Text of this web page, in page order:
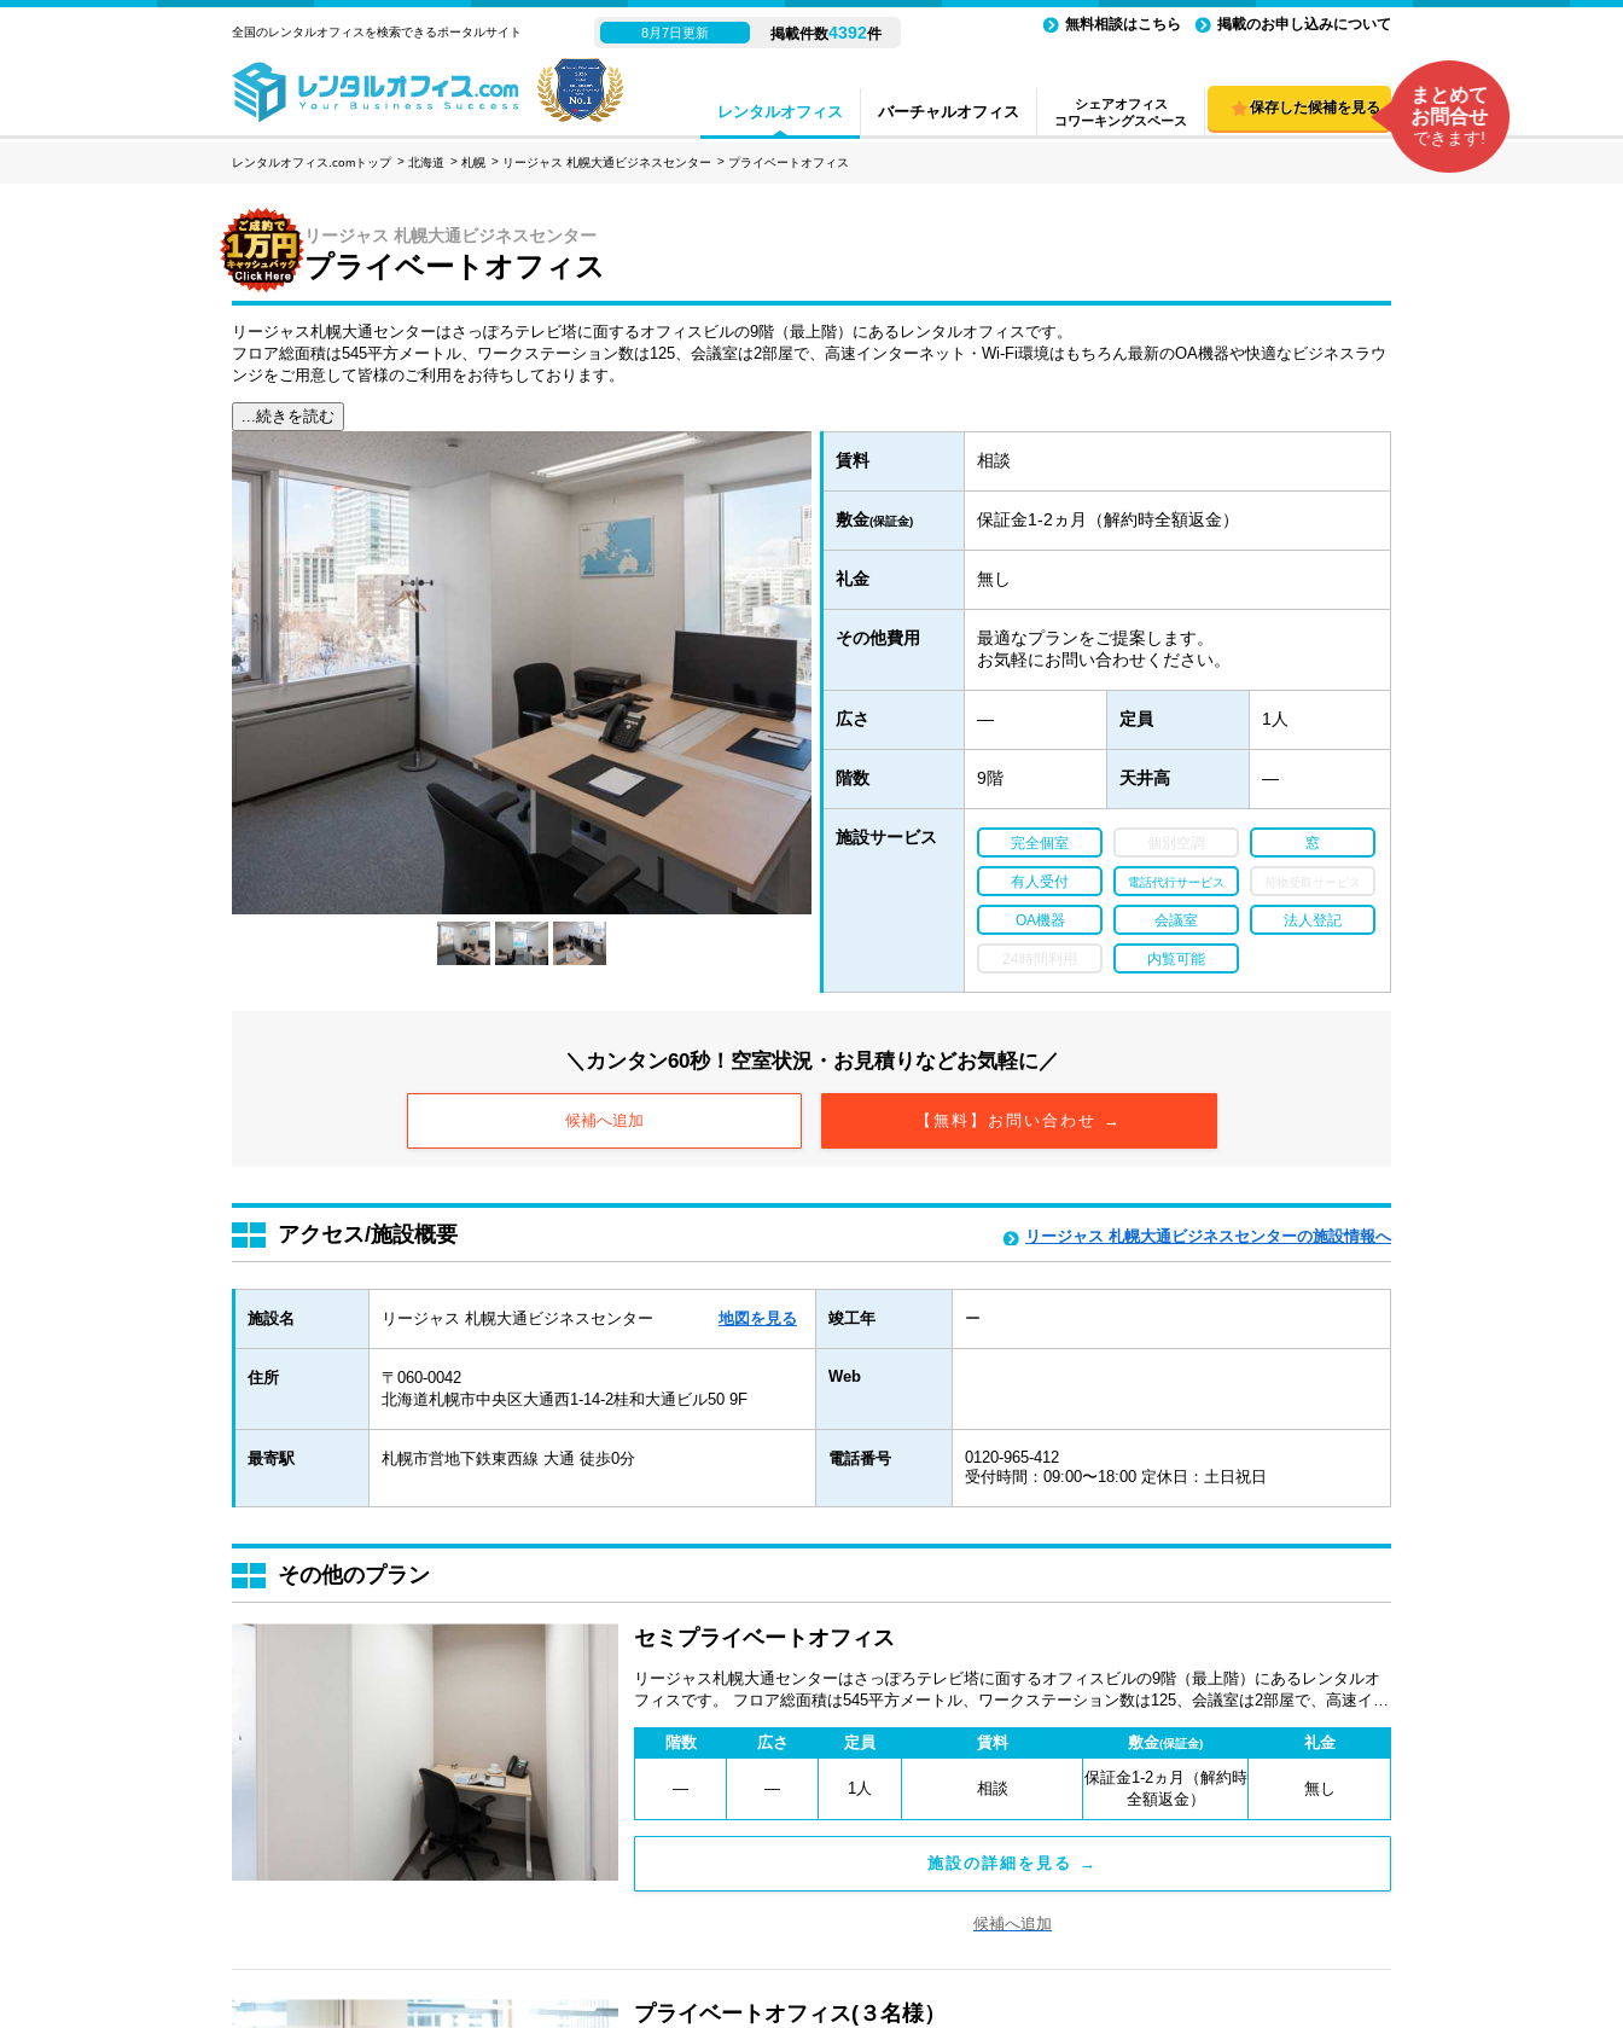
レンタルオフィス バーチャルオフィス
シェアオフィス
コワーキングスペース
全国のレンタルオフィスを検索できるポータルサイト 8月7日更新 掲載件数4392件
無料相談はこちら 掲載のお申し込みについて
保存した候補を見る
まとめて
お問合せ
できます!
レンタルオフィス.comトップ 北海道 札幌 リージャス 札幌大通ビジネスセンター プライベートオフィス
リージャス 札幌大通ビジネスセンター
プライベートオフィス
リージャス札幌大通センターはさっぽろテレビ塔に面するオフィスビルの9階（最上階）にあるレンタルオフィスです。
フロア総面積は545平方メートル、ワークステーション数は125、会議室は2部屋で、高速インターネット・Wi-Fi環境はもちろん最新のOA機器や快適なビジネスラウ
ンジをご用意して皆様のご利用をお待ちしております。
...続きを読む
賃料 相談
敷金(保証金) 保証金1-2ヵ月（解約時全額返金）
礼金 無し
その他費用
最適なプランをご提案します。
お気軽にお問い合わせください。
広さ ― 定員 1人
階数 9階 天井高 ―
施設サービス 完全個室 個別空調 窓
有人受付 電話代行サービス
OA機器 会議室 法人登記
24時間利用 内覧可能
＼カンタン60秒！空室状況・お見積りなどお気軽に／
【無料】お問い合わせ →
候補へ追加
アクセス/施設概要 リージャス 札幌大通ビジネスセンターの施設情報へ
施設名 リージャス 札幌大通ビジネスセンター 地図を見る 竣工年 ー
住所
〒060-0042
北海道札幌市中央区大通西1-14-2桂和大通ビル50 9F
Web
最寄駅 札幌市営地下鉄東西線 大通 徒歩0分 電話番号
0120-965-412
受付時間：09:00〜18:00 定休日：土日祝日
その他のプラン
セミプライベートオフィス
リージャス札幌大通センターはさっぽろテレビ塔に面するオフィスビルの9階（最上階）にあるレンタルオ
フィスです。 フロア総面積は545平方メートル、ワークステーション数は125、会議室は2部屋で、高速イン
待ちしております。
階数 広さ 定員 賃料 敷金(保証金) 礼金
― ― 1人 相談
保証金1-2ヵ月（解約時
全額返金）
無し
施設の詳細を見る →
候補へ追加
プライベートオフィス(３名様）